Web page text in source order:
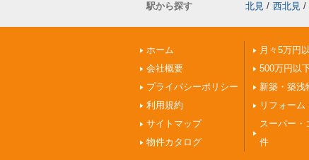
駅から探す
北見 / 西北見 /
ホーム
会社概要
プライバシーポリシー
利用規約
サイトマップ
物件カタログ
月々5万円
500万円以
新築・築浅
リフォー
スーパー・
件